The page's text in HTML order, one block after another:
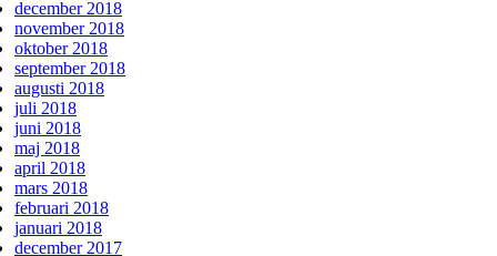
december 2018
november 2018
oktober 2018
september 2018
augusti 2018
juli 2018
juni 2018
maj 2018
april 2018
mars 2018
februari 2018
januari 2018
december 2017